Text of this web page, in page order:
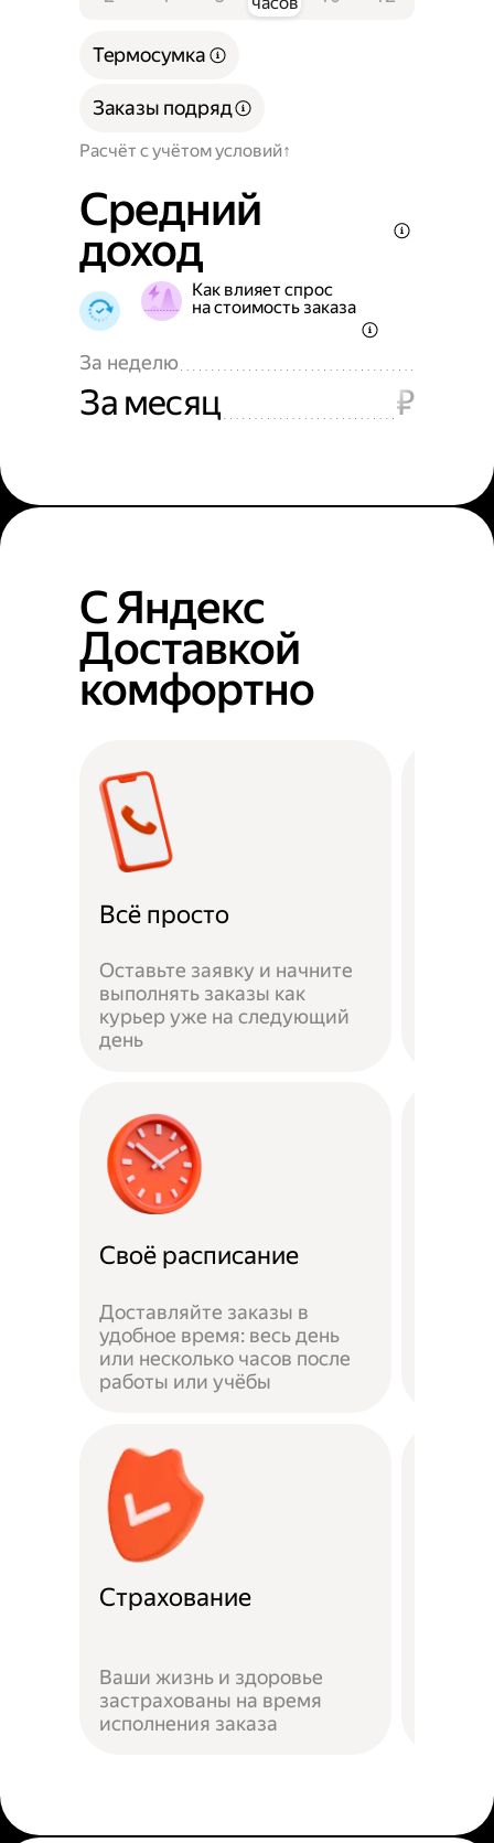
Расчёт с учётом условий
Термосумка
Заказы подряд
Средний
доход
Как влияет спрос
на стоимость заказа
За неделю
За месяц ₽
С Яндекс
Доставкой
комфортно
Всё просто
Оставьте заявку и начните
выполнять заказы как
курьер уже на следующий
день
Своё расписание
Доставляйте заказы в
удобное время: весь день
или несколько часов после
работы или учёбы
Страхование
Ваши жизнь и здоровье
застрахованы на время
исполнения заказа